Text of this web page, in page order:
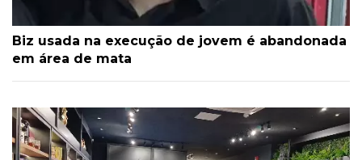
Biz usada na execução de jovem é abandonada
em área de mata